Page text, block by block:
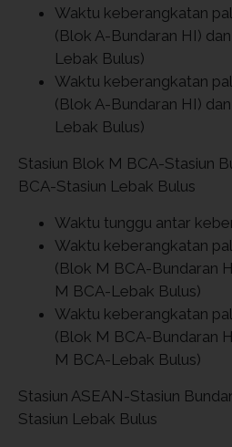
Waktu keberangkatan
(Blok A-Bundaran HI)
Lebak Bulus)
Waktu keberangkatan
(Blok A-Bundaran HI)
Lebak Bulus)
Stasiun Blok M BCA-Stasiun
BCA-Stasiun Lebak Bulus
Waktu tunggu antar
Waktu keberangkatan
(Blok M BCA-Bundaran
M BCA-Lebak Bulus)
Waktu keberangkatan
(Blok M BCA-Bundaran
M BCA-Lebak Bulus)
Stasiun ASEAN-Stasiun
Stasiun Lebak Bulus